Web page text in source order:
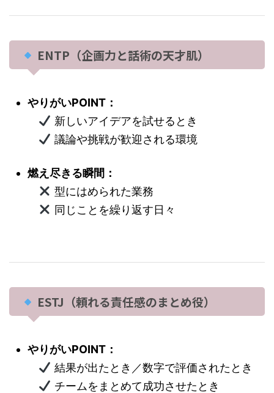
ENTP（企画力と話術の天才肌）
やりがいPOINT：
新しいアイデアを試せるとき
議論や挑戦が歓迎される環境
燃え尽きる瞬間：
型にはめられた業務
同じことを繰り返す日々
ESTJ（頼れる責任感のまとめ役）
やりがいPOINT：
結果が出たとき／数字で評価されたとき
チームをまとめて成功させたとき